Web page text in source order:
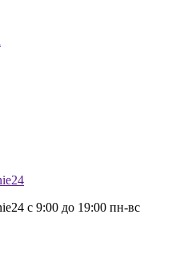
с 9:00 до 19:00 пн-вс